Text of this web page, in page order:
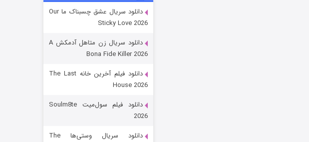
قسمت۲ (زیرنویس)
دانلود سریال عشق چسبناک ما Our
Sticky Love 2026
دانلود سریال زن متاهل آدمکش A
Bona Fide Killer 2026
دانلود فیلم آخرین خانه The Last
House 2026
دانلود فیلم سول‌میت Soulm8te
2026
دانلود سریال وستی‌ها The